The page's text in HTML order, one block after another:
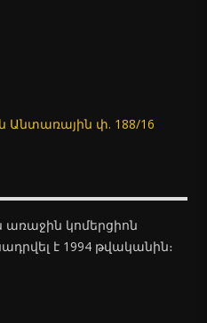
փ. 188/16
առաջին կոմերցիոն
է 1994 թվականին։